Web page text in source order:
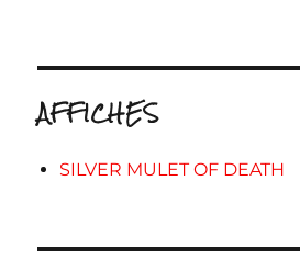
AFFICHES
SILVER MULET OF DEATH